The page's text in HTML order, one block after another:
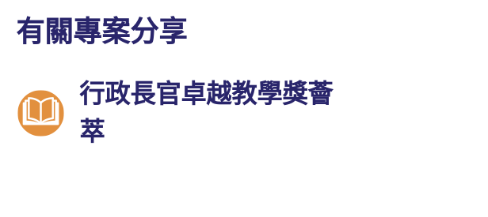
有關專案分享
行政長官卓越教學獎薈
萃